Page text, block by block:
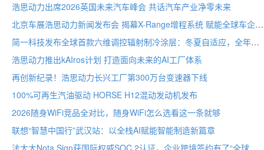
浩思动力出席2026英国未来汽车峰会 共话汽车产业净零未来
北京车展浩思动力新闻发布会 揭幕X-Range增程系统 赋能全球车企纯电平台混动化
简一科技发布全球首款六维调控辐射制冷涂层：冬夏自适应，全年节能30–40%
浩思动力推出kAIros计划 打造面向未来的AI工厂体系
再创新纪录！浩思动力长兴工厂第300万台变速器下线
100%可再生汽油驱动 HORSE H12混动发动机发布
2026随身WiFi竞品全对比，随身WiFi怎么选看这一条就够
联想“智慧中国行”武汉站：以全栈AI赋能智能制造新篇章
法大大Nota Sign获国际权威SOC 2认证，企业跨境签约有了“全球通行证”